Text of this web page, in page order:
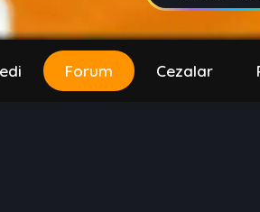
Forum Cezalar